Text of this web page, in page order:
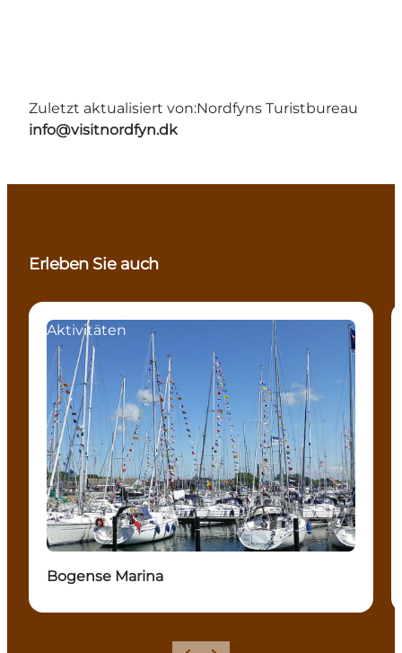
Zuletzt aktualisiert von:Nordfyns Turistbureau
info@visitnordfyn.dk
Erleben Sie auch
Aktivitäten
Bogense Marina